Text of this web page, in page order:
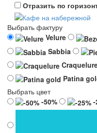
Отразить по
Выбрать фактуру
Velure
Sabbia
Patina
Выбрать цвет
-50%
-